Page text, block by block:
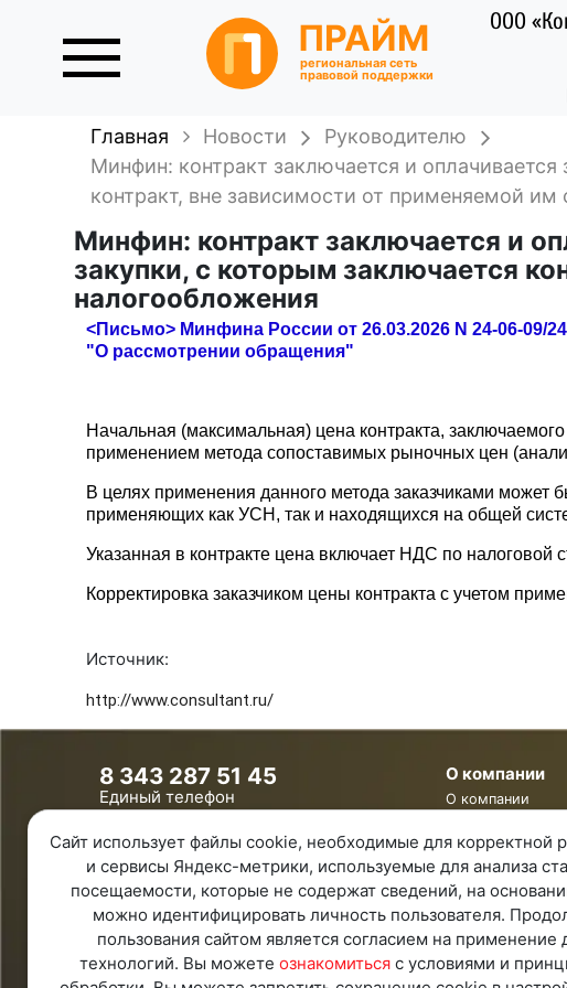
ПРАЙМ
региональная сеть
правовой поддержки
ООО
Главная Новости
Руководителю
Минфин: контракт заключается и
контракт, вне зависимости от применяемой
Минфин: контракт заключается и
закупки, с которым заключается
налогообложения
<Письмо> Минфина России от 26.03.2026 N 24-06-09/
"О рассмотрении обращения"
Начальная (максимальная) цена контракта,
применением метода сопоставимых рыночных цен
В целях применения данного метода заказчиками может
применяющих как УСН, так и находящихся на общей
Указанная в контракте цена включает НДС по налоговой
Корректировка заказчиком цены контракта с учетом
Источник:
http://www.consultant.ru/
8 343 287 51 45
Единый телефон
Бесплатно по России
Обратная связь
Удаленная поддержка
Политика конфиденциальности
Политика обработки персональных
данных
Карта Сайта
О компании
О компании
Вакансии
Сайт использует файлы cookie, необходимые для корректной
и сервисы Яндекс-метрики, используемые для анализа
посещаемости, которые не содержат сведений, на
можно идентифицировать личность пользователя.
пользования сайтом является согласием на применение
технологий. Вы можете ознакомитьсяс условиями и